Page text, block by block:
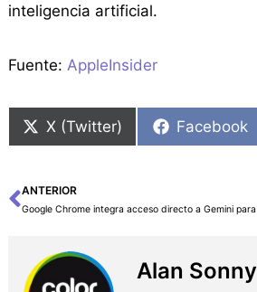
inteligencia artificial.
Fuente: AppleInsider
X (Twitter) Facebook
Ant
ANTERIOR
Alan Sonny